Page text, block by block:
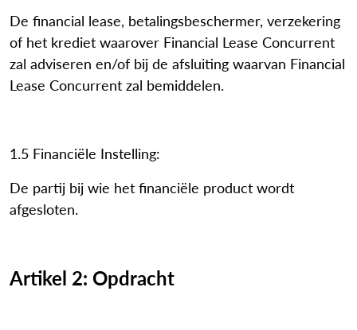
De financial lease, betalingsbeschermer, verzekering
of het krediet waarover Financial Lease Concurrent
zal adviseren en/of bij de afsluiting waarvan Financial
Lease Concurrent zal bemiddelen.
1.5 Financiële Instelling:
De partij bij wie het financiële product wordt
afgesloten.
Artikel 2: Opdracht